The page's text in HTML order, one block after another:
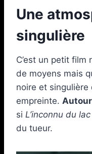
Une
singulière
C’est un petit film
de moyens mais
noire et singulière
empreinte.
si L’inconnu du lac
du tueur.